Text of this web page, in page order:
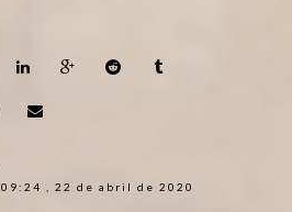
09:24 , 22 de abril de 2020